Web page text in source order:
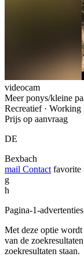
videocam
Meer ponys/kleine
Recreatief ·
Prijs op aanvraag
DE
Bexbach
mail Contact favorite
g
h
Pagina-1-advertenties
Met deze optie
van de
zoekresultaten staan.